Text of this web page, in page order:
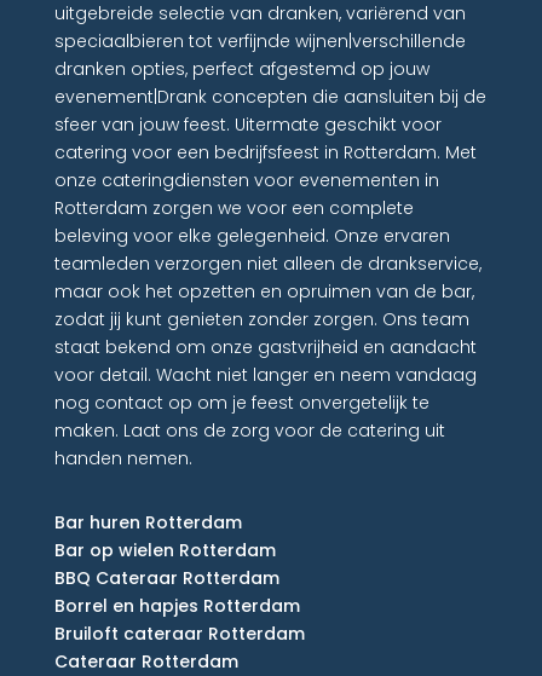
uitgebreide selectie van dranken, variërend van
speciaalbieren tot verfijnde wijnen|verschillende
dranken opties, perfect afgestemd op jouw
evenement|Drank concepten die aansluiten bij de
sfeer van jouw feest. Uitermate geschikt voor
catering voor een bedrijfsfeest in Rotterdam. Met
onze cateringdiensten voor evenementen in
Rotterdam zorgen we voor een complete
beleving voor elke gelegenheid. Onze ervaren
teamleden verzorgen niet alleen de drankservice,
maar ook het opzetten en opruimen van de bar,
zodat jij kunt genieten zonder zorgen. Ons team
staat bekend om onze gastvrijheid en aandacht
voor detail. Wacht niet langer en neem vandaag
nog contact op om je feest onvergetelijk te
maken. Laat ons de zorg voor de catering uit
handen nemen.
Bar huren Rotterdam
Bar op wielen Rotterdam
BBQ Cateraar Rotterdam
Borrel en hapjes Rotterdam
Bruiloft cateraar Rotterdam
Cateraar Rotterdam